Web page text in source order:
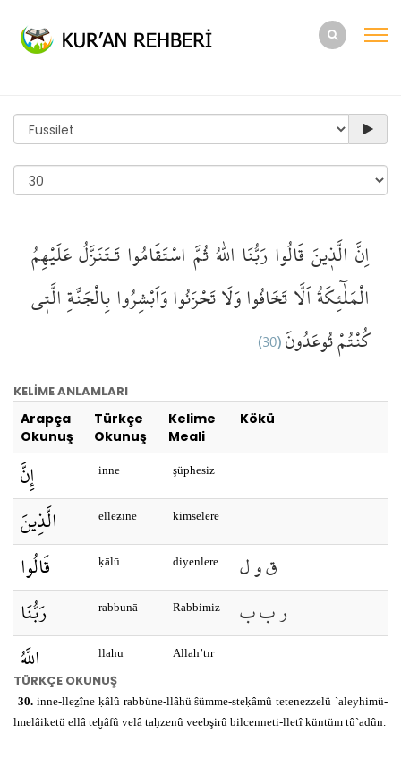
اِنَّ الَّذ۪ينَ قَالُوا رَبُّنَا اللّٰهُثُمَّ اسْتَقَامُواتَـتَنَزَّلُعَلَيْهِمُ
الْمَلٰٓئِكَةُاَلَّا تَخَافُواوَلَا تَحْزَنُواوَاَبْشِرُوابِالْجَنَّةِالَّت۪ي
كُنْتُمْ تُوعَدُونَ(30)
KELİME ANLAMLARI
Arapça
Okunuş
Türkçe
Okunuş
Kelime
Meali
Kökü
إِنَّ inne şüphesiz
الَّذِينَ elleƶīne kimselere
قَالُوا ḳālū diyenlere
ق و ل
رَبُّنَا
rabbunā Rabbimiz
ر ب ب
اللَّهُ
llahu Allah’tır
ثُمَّ ṧumme sonra
TÜRKÇE OKUNUŞ
30. inne-lleẕîne ḳâlû rabbüne-llâhü ŝümme-steḳâmû tetenezzelü `aleyhimü-
lmelâiketü ellâ teḫâfû velâ taḥzenû veebşirû bilcenneti-lletî küntüm tû`adûn.